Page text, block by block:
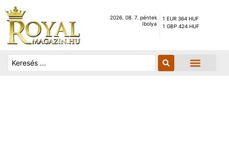
2026. 08. 7. péntek
Ibolya
1 EUR 364 HUF
1 GBP 424 HUF